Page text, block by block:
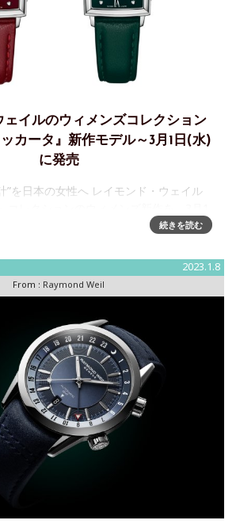
ェイルのウィメンズコレクション
カータ』新作モデル～3月1日(水)
に発売
”を日本の女性へ レイモンド・ウェイル
規販売店およびレイモンド・ウェイル オ
続きを読む
2023.1.8
From : Raymond Weil